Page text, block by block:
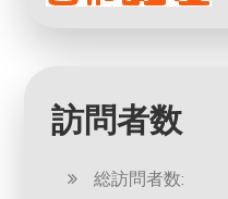
訪問者数
総訪問者数: